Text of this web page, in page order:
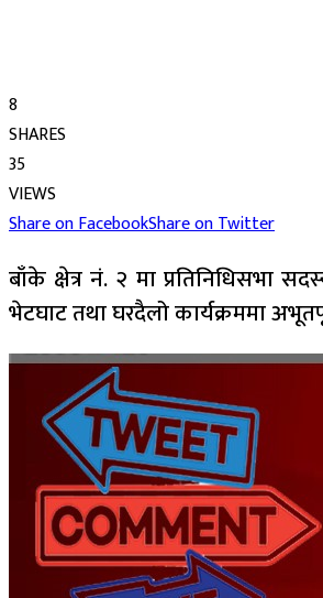
8
SHARES
35
VIEWS
Share on FacebookShare on Twitter
बाँके क्षेत्र नं. २ मा प्रतिनिधिसभा
भेटघाट तथा घरदैलो कार्यक्रममा